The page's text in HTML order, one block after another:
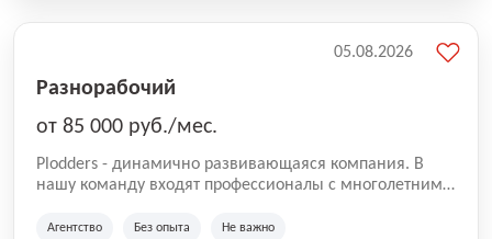
Разнорабочий
от 85 000 руб./мес.
Plodders - динамично развивающаяся компания. В
нашу команду входят профессионалы с многолетним
на рынке аутсорсинга, а накопленный опыт позволяют
Агентство Без опыта Не важно
05.08.2026